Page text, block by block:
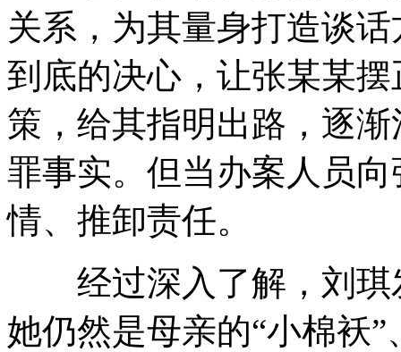
关系，为其量身打造谈
到底的决心，让张某某
策，给其指明出路，逐
罪事实。但当办案人员
情、推卸责任。
经过深入了解，刘琪
她仍然是母亲的“小棉袄